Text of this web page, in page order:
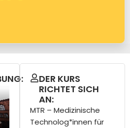
DER KURS
RICHTET SICH
AN:
MTR – Medizinische
Technolog*innen für